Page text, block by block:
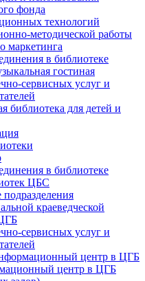
фонда
технологий
методической работы
маркетинга
в библиотеке
гостиная
сервисных услуг и
библиотека для детей и
в библиотеке
ЦБС
краеведческой
сервисных услуг и
центр в ЦГБ
центр в ЦГБ